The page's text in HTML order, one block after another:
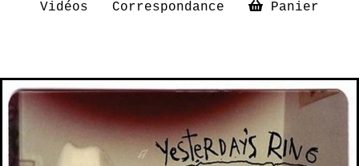
Vidéos
Correspondance Panier